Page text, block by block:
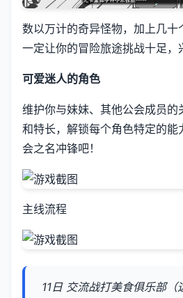
数以万计的奇异怪物，加上几十
一定让你的冒险旅途挑战十足，
可爱迷人的角色
维护你与妹妹、其他公会成员的
和特长，解锁每个角色特定的能
会之名冲锋吧！
主线流程
11日 交流战打美食俱乐部